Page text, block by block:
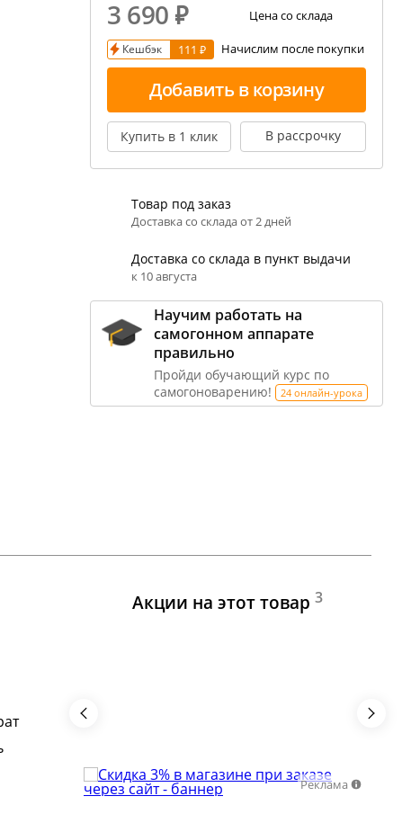
показаний ареометра
и испарение сусла
алкоголя в пиве
3 690 ₽ Цена со склада
Кешбэк 111 ₽ Начислим после покупки
Добавить в корзину
Купить в 1 клик В рассрочку
Товар под заказ
Доставка со склада от 2 дней
Доставка со склада в пункт выдачи
к 10 августа
Научим работать на
самогонном аппарате
правильно
Пройди обучающий курс по
самогоноварению!
24 онлайн-урока
Акции на этот товар 3